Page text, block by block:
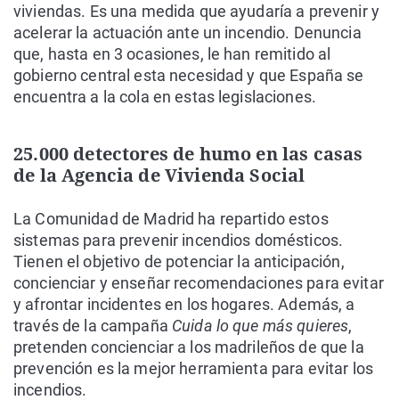
viviendas. Es una medida que ayudaría a prevenir y
acelerar la actuación ante un incendio. Denuncia
que, hasta en 3 ocasiones, le han remitido al
gobierno central esta necesidad y que España se
encuentra a la cola en estas legislaciones.
25.000 detectores de humo en las casas
de la Agencia de Vivienda Social
La Comunidad de Madrid ha repartido estos
sistemas para prevenir incendios domésticos.
Tienen el objetivo de potenciar la anticipación,
concienciar y enseñar recomendaciones para evitar
y afrontar incidentes en los hogares. Además, a
través de la campaña Cuida lo que más quieres,
pretenden concienciar a los madrileños de que la
prevención es la mejor herramienta para evitar los
incendios.